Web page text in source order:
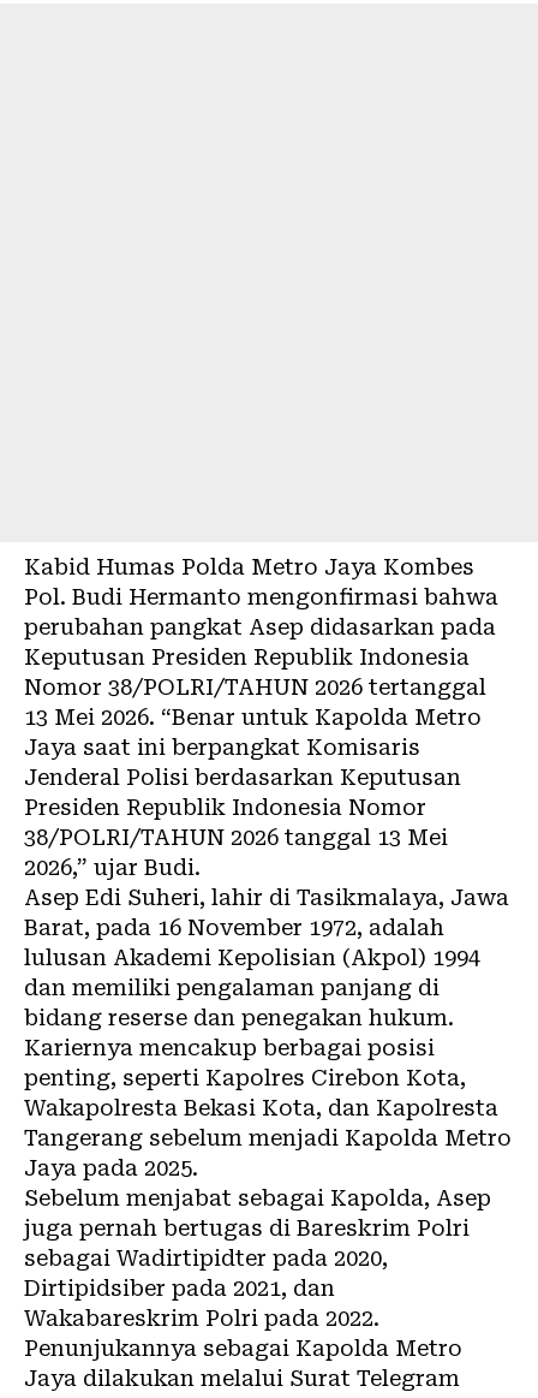
Kabid Humas Polda Metro Jaya Kombes
Pol. Budi Hermanto mengonfirmasi bahwa
perubahan pangkat Asep didasarkan pada
Keputusan Presiden Republik Indonesia
Nomor 38/POLRI/TAHUN 2026 tertanggal
13 Mei 2026. “Benar untuk Kapolda Metro
Jaya saat ini berpangkat Komisaris
Jenderal Polisi berdasarkan Keputusan
Presiden Republik Indonesia Nomor
38/POLRI/TAHUN 2026 tanggal 13 Mei
2026,” ujar Budi.
Asep Edi Suheri, lahir di Tasikmalaya, Jawa
Barat, pada 16 November 1972, adalah
lulusan Akademi Kepolisian (Akpol) 1994
dan memiliki pengalaman panjang di
bidang reserse dan penegakan hukum.
Kariernya mencakup berbagai posisi
penting, seperti Kapolres Cirebon Kota,
Wakapolresta Bekasi Kota, dan Kapolresta
Tangerang sebelum menjadi Kapolda Metro
Jaya pada 2025.
Sebelum menjabat sebagai Kapolda, Asep
juga pernah bertugas di Bareskrim Polri
sebagai Wadirtipidter pada 2020,
Dirtipidsiber pada 2021, dan
Wakabareskrim Polri pada 2022.
Penunjukannya sebagai Kapolda Metro
Jaya dilakukan melalui Surat Telegram